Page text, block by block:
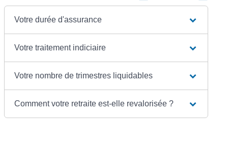
Votre durée d'assurance
Votre traitement indiciaire
Votre nombre de trimestres liquidables
Comment votre retraite est-elle revalorisée ?